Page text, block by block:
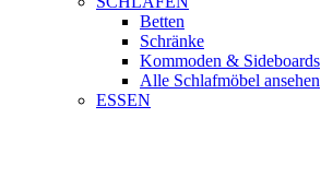
Betten
Schränke
Kommoden & Sideboards
Alle Schlafmöbel ansehen
ESSEN